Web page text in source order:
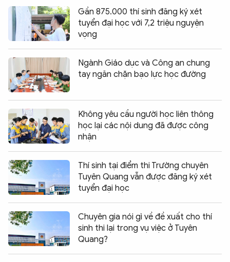
Gần 875.000 thí sinh đăng ký xét
tuyển đại học với 7,2 triệu nguyện
vọng
Ngành Giáo dục và Công an chung
tay ngăn chặn bạo lực học đường
Không yêu cầu người học liên thông
học lại các nội dung đã được công
nhận
Thí sinh tại điểm thi Trường chuyên
Tuyên Quang vẫn được đăng ký xét
tuyển đại học
Chuyên gia nói gì về đề xuất cho thí
sinh thi lại trong vụ việc ở Tuyên
Quang?